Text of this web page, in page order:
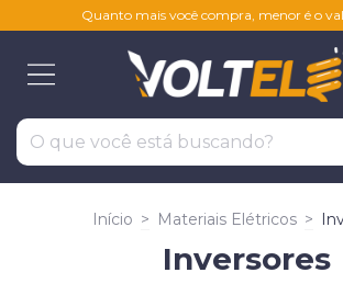
Quanto mais você compra, menor é o
Início > Materiais Elétricos >
Inversores